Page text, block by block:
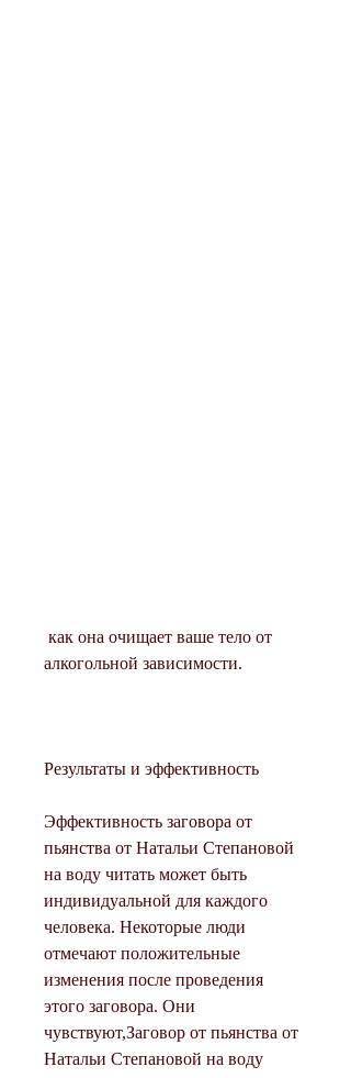
алкогольной зависимости.
Результаты и эффективность
Эффективность заговора от
пьянства от Натальи Степановой
на воду читать может быть
индивидуальной для каждого
человека. Некоторые люди
отмечают положительные
изменения после проведения
этого заговора. Они
чувствуют,Заговор от пьянства от
Натальи Степановой на воду